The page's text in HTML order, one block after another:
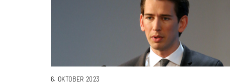
6. OKTOBER 2023